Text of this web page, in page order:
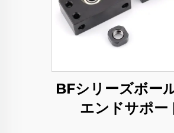
BFシリーズボー
エンドサポー